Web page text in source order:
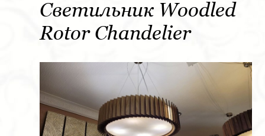
Светильник Woodled
Rotor Chandelier